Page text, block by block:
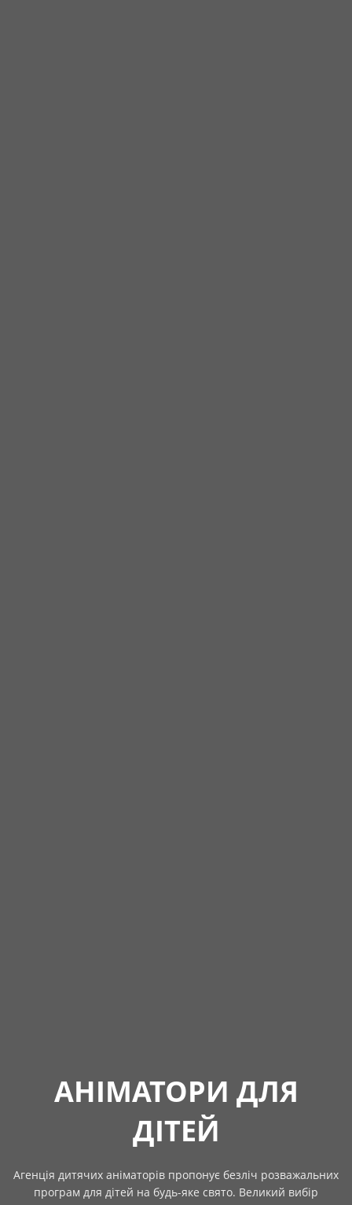
АНІМАТОРИ ДЛЯ
ДІТЕЙ
Агенція дитячих аніматорів пропонує безліч розважальних
програм для дітей на будь-яке свято. Великий вибір